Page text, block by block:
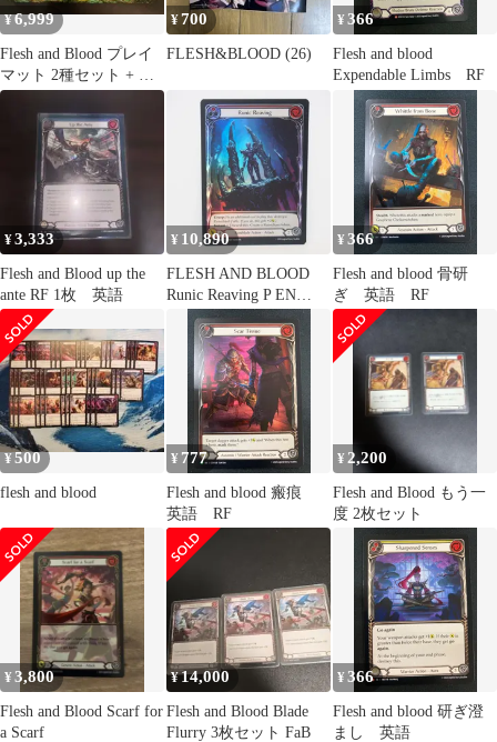
¥6,999
Flesh and Blood プレイ
マット 2種セット + ス
トレージBOX
¥700
FLESH&BLOOD (26)
¥366
Flesh and blood
Expendable Limbs RF
¥3,333
Flesh and Blood up the
ante RF 1枚 英語
¥ 10,890
FLESH AND BLOOD
Runic Reaving P EN
FAB477 Rainbow Foil ト
レカ ∴WU5433
¥366
Flesh and blood 骨研
ぎ 英語 RF
¥500
flesh and blood
¥ 777
Flesh and blood 瘢痕
英語 RF
¥ 2,200
Flesh and Blood もう一
度 2枚セット
¥3,800
Flesh and Blood Scarf for
a Scarf
¥14,000
Flesh and Blood Blade
Flurry 3枚セット FaB
¥366
Flesh and blood 研ぎ澄
まし 英語